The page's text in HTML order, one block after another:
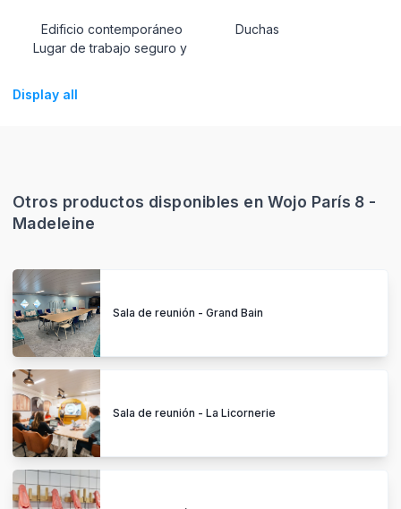
Edificio contemporáneo
Lugar de trabajo seguro y
Duchas
Display all
Otros productos disponibles en Wojo París 8 -
Madeleine
Sala de reunión - Grand Bain
Sala de reunión - La Licornerie